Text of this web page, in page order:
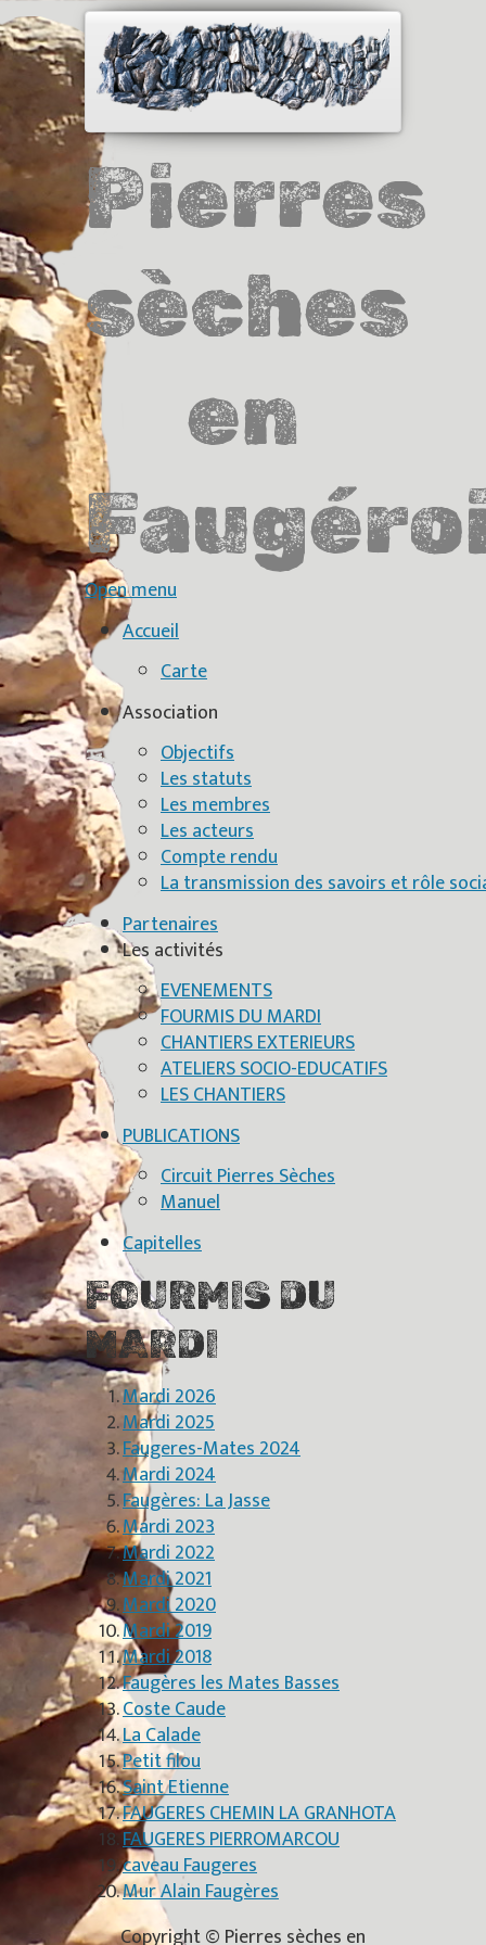
Pierres
sèches
en
Open menu
Accueil
Carte
Association
Objectifs
Les statuts
Les membres
Les acteurs
Compte rendu
La transmission des savoirs et rôle
Partenaires
Les activités
EVENEMENTS
FOURMIS DU MARDI
CHANTIERS EXTERIEURS
ATELIERS SOCIO-EDUCATIFS
LES CHANTIERS
PUBLICATIONS
Circuit Pierres Sèches
Manuel
Capitelles
FOURMIS DU
MARDI
Mardi 2026
Mardi 2025
Faugeres-Mates 2024
Mardi 2024
Faugères: La Jasse
Mardi 2023
Mardi 2022
Mardi 2021
Mardi 2020
Mardi 2019
Mardi 2018
Faugères les Mates Basses
Coste Caude
La Calade
Petit filou
Saint Etienne
FAUGERES CHEMIN LA GRANHOTA
FAUGERES PIERROMARCOU
caveau Faugeres
Mur Alain Faugères
Copyright © Pierres sèches en